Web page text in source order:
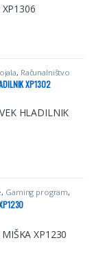
, Računalništvo
XP1302
, Gaming program,